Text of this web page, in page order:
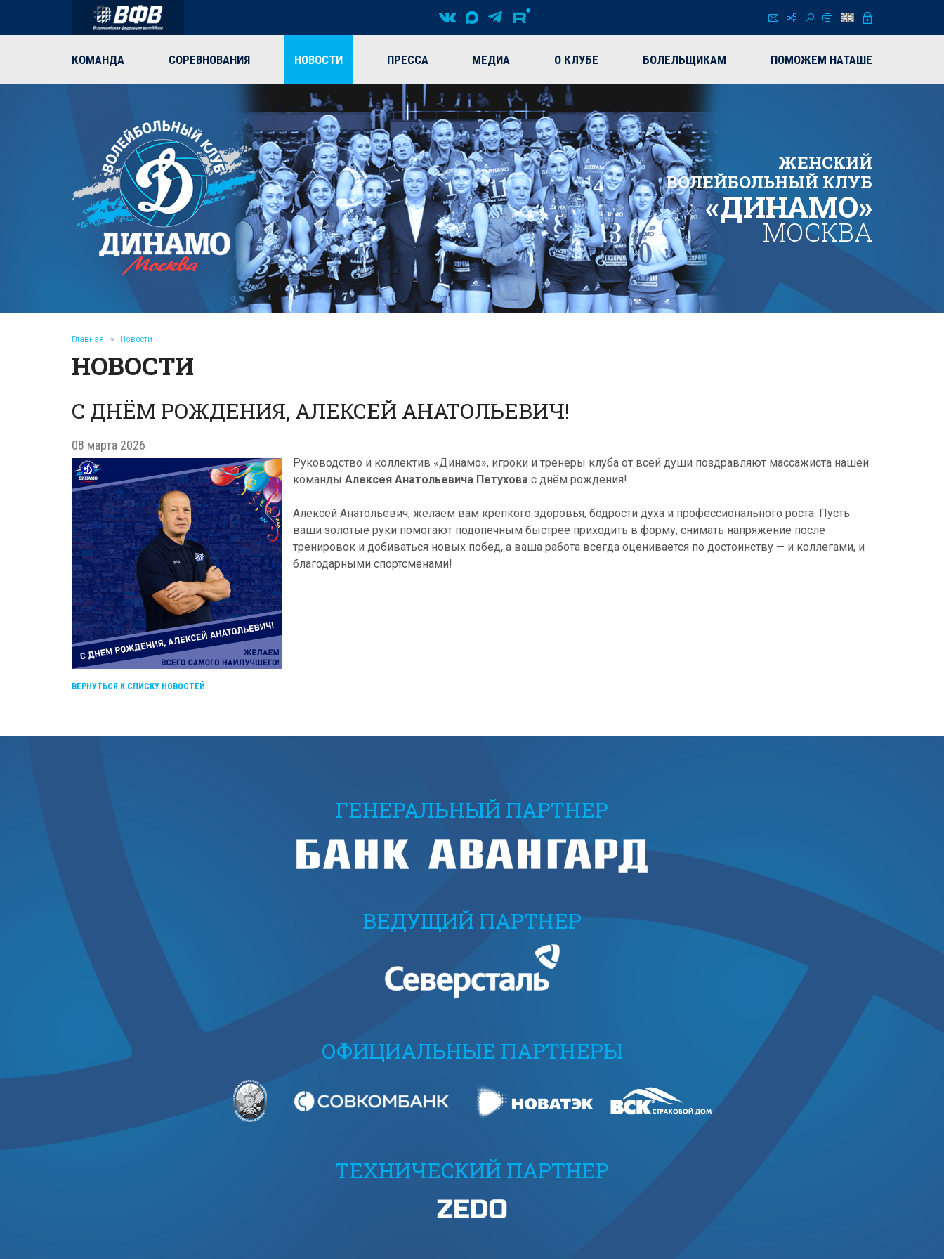
КОМАНДА СОРЕВНОВАНИЯ НОВОСТИ ПРЕССА МЕДИА О КЛУБЕ БОЛЕЛЬЩИКАМ ПОМОЖЕМ НАТАШЕ
ЖЕНСКИЙ
ВОЛЕЙБОЛЬНЫЙ КЛУБ
«ДИНАМО»
МОСКВА
Главная » Новости
НОВОСТИ
С ДНЁМ РОЖДЕНИЯ, АЛЕКСЕЙ АНАТОЛЬЕВИЧ!
08 марта 2026
Руководство и коллектив «Динамо», игроки и тренеры клуба от всей души поздравляют массажиста нашей
команды Алексея Анатольевича Петухова с днём рождения!
Алексей Анатольевич, желаем вам крепкого здоровья, бодрости духа и профессионального роста. Пусть
ваши золотые руки помогают подопечным быстрее приходить в форму, снимать напряжение после
тренировок и добиваться новых побед, а ваша работа всегда оценивается по достоинству — и коллегами, и
благодарными спортсменами!
ВЕРНУТЬСЯ К СПИСКУ НОВОСТЕЙ
ГЕНЕРАЛЬНЫЙ ПАРТНЕР
ВЕДУЩИЙ ПАРТНЕР
ОФИЦИАЛЬНЫЕ ПАРТНЕРЫ
ТЕХНИЧЕСКИЙ ПАРТНЕР